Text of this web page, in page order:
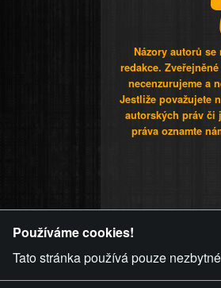
Názory autorů
redakce.
necenzurujeme a
Jestliže považujete
autorských práv či
práva oznamte
Používáme cookies!
Tato stránka používá pouze